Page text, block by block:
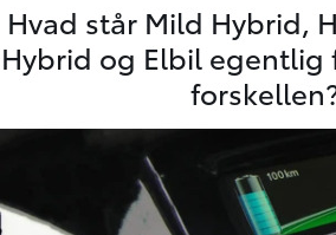
Hvad står Mild Hybrid,
Hybrid og Elbil egentlig